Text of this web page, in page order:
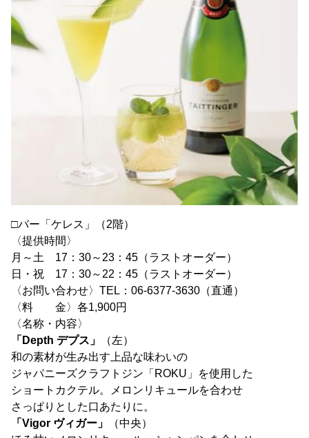
□バー「ケレス」（2階）
〈提供時間〉
月～土 17：30～23：45（ラストオーダー）
日・祝 17：30～22：45（ラストオーダー）
〈お問い合わせ〉TEL：06-6377-3630（直通）
〈料 金〉各1,900円
〈名称・内容〉
「Depth デプス」
（左）
和の素材が生み出す上品な味わいの
ジャパニーズクラフトジン「ROKU」を使用した
ショートカクテル。メロンリキュールを合わせ
さっぱりとした口あたりに。
「Vigor ヴィガー」
（中央）